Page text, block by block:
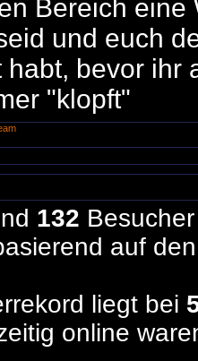
Bereich eine
und euch
habt, bevor ihr
"klopft"
132
auf
liegt bei
online